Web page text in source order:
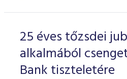
25 éves tőzsdei
alkalmából
Bank tiszteletére